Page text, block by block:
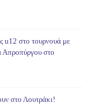
u12 στο τουρνουά με
Απροπύργου στο
στο Λουτράκι!